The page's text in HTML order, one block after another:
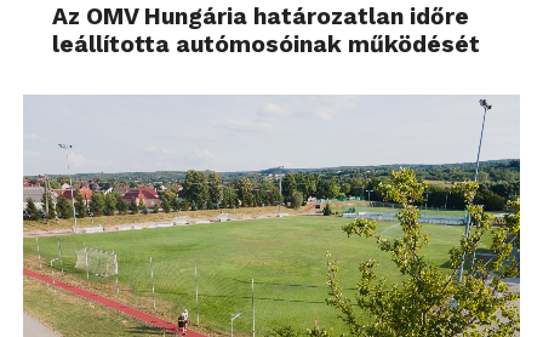
Az OMV Hungária határozatlan időre
leállította autómosóinak működését